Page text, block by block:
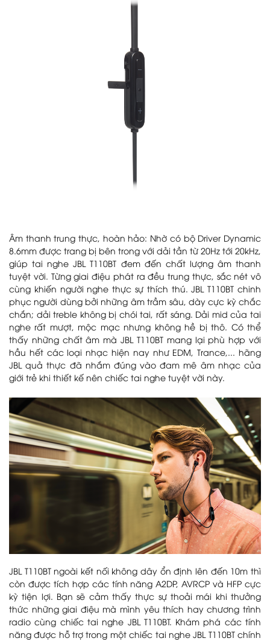
Âm thanh trung thực, hoàn hảo: Nhờ có bộ Driver Dynamic
8.6mm được trang bị bên trong với dải tần từ 20Hz tới 20kHz,
giúp tai nghe JBL T110BT đem đến chất lượng âm thanh
tuyệt vời. Từng giai điệu phát ra đều trung thực, sắc nét vô
cùng khiến người nghe thực sự thích thú. JBL T110BT chinh
phục người dùng bởi những âm trầm sâu, dày cực kỳ chắc
chắn; dải treble không bị chói tai, rất sáng. Dải mid của tai
nghe rất mượt, mộc mạc nhưng không hề bị thô. Có thể
thấy những chất âm mà JBL T110BT mang lại phù hợp với
hầu hết các loại nhạc hiện nay như EDM, Trance,... hãng
JBL quả thực đã nhắm đúng vào đam mê âm nhạc của
giới trẻ khi thiết kế nên chiếc tai nghe tuyệt vời này.
JBL T110BT ngoài kết nối không dây ổn định lên đến 10m thì
còn được tích hợp các tính năng A2DP, AVRCP và HFP cực
kỳ tiện lợi. Bạn sẽ cảm thấy thực sự thoải mái khi thưởng
thức những giai điệu mà mình yêu thích hay chương trình
radio cùng chiếc tai nghe JBL T110BT. Khám phá các tính
năng được hỗ trợ trong một chiếc tai nghe JBL T110BT chính